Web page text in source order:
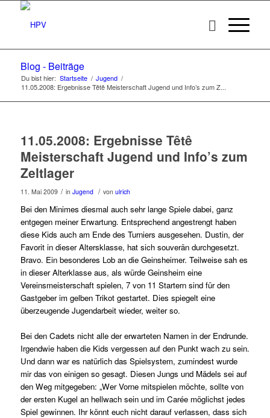
Blog - Beiträge
Du bist hier: Startseite / Jugend /
11.05.2008: Ergebnisse Têtê Meisterschaft Jugend und Info’s zum Z...
11.05.2008: Ergebnisse Têtê
Meisterschaft Jugend und Info’s zum
Zeltlager
11. Mai 2009 / in Jugend / von ulrich
Bei den Minimes diesmal auch sehr lange Spiele dabei, ganz
entgegen meiner Erwartung. Entsprechend angestrengt haben
diese Kids auch am Ende des Turniers ausgesehen. Dustin, der
Favorit in dieser Altersklasse, hat sich souverän durchgesetzt.
Bravo. Ein besonderes Lob an die Geinsheimer. Teilweise sah es
in dieser Alterklasse aus, als würde Geinsheim eine
Vereinsmeisterschaft spielen, 7 von 11 Startern sind für den
Gastgeber im gelben Trikot gestartet. Dies spiegelt eine
überzeugende Jugendarbeit wieder, weiter so.
Bei den Cadets nicht alle der erwarteten Namen in der Endrunde.
Irgendwie haben die Kids vergessen auf den Punkt wach zu sein.
Und dann war es natürlich das Spielsystem, zumindest wurde
mir das von einigen so gesagt. Diesen Jungs und Mädels sei auf
den Weg mitgegeben: „Wer Vorne mitspielen möchte, sollte von
der ersten Kugel an hellwach sein und im Carée möglichst jedes
Spiel gewinnen. Ihr könnt euch nicht darauf verlassen, dass sich